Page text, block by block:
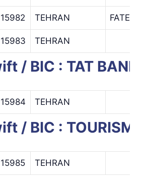
TEHRAN FATEMI
TEHRAN
/ BIC : TAT BANK
TEHRAN
/ BIC : TOURISM
TEHRAN